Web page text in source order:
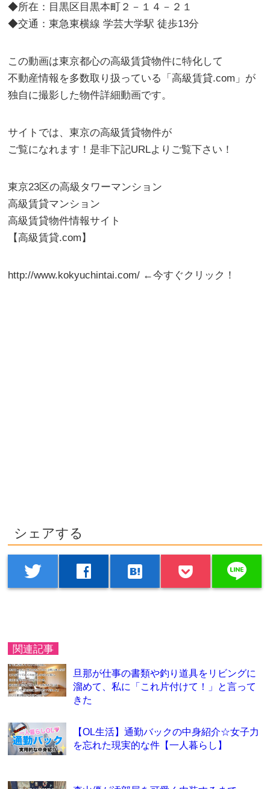
◆所在：目黒区目黒本町２－１４－２１
◆交通：東急東横線 学芸大学駅 徒歩13分
この動画は東京都心の高級賃貸物件に特化して
不動産情報を多数取り扱っている「高級賃貸.com」が
独自に撮影した物件詳細動画です。
サイトでは、東京の高級賃貸物件が
ご覧になれます！是非下記URLよりご覧下さい！
東京23区の高級タワーマンション
高級賃貸マンション
高級賃貸物件情報サイト
【高級賃貸.com】
http://www.kokyuchintai.com/ ←今すぐクリック！
シェアする
twitter facebook hatenabookmark line
関連記事
旦那が仕事の書類や釣り道具をリビングに
溜めて、私に「これ片付けて！」と言って
きた
【OL生活】通勤バックの中身紹介☆女子力
を忘れた現実的な件【一人暮らし】